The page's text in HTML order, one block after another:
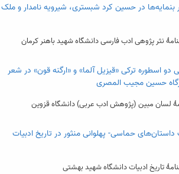
بنمایه‌ها در حسین کرد شبستری، شیرویه نامدار و ملک
نثر پژوهی ادب فارسی دانشگاه شهید باهنر کرمان
دو اسطوره ترکی «قیزیل آلما» و «ارگنه قون» در شعر
حسین مجیب المصری
لسان مبین (پژوهش ادب عربی) دانشگاه قزوین
حماسی- پهلوانی منثور در تاریخ ادبیات
تاریخ ادبیات دانشگاه شهید بهشتی